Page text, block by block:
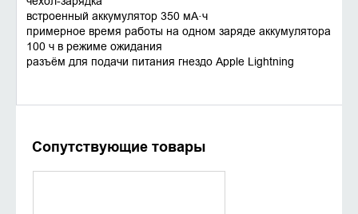
встроенный аккумулятор 350 мА·ч
примерное время работы на одном заряде аккумулятора
100 ч в режиме ожидания
разъём для подачи питания гнездо Apple Lightning
Сопутствующие товары